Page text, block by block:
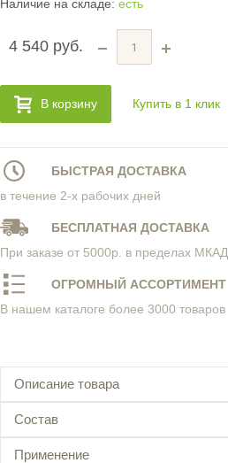
Наличие на складе: есть
4 540 руб.
В корзину Купить в 1 клик
БЫСТРАЯ ДОСТАВКА
в течение 2-х рабочих дней
БЕСПЛАТНАЯ ДОСТАВКА
При заказе от 5000р. в пределах МКАД
ОГРОМНЫЙ АССОРТИМЕНТ
В нашем каталоге более 3000 товаров
Описание товара
Состав
Применение